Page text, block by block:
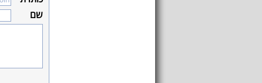
שם